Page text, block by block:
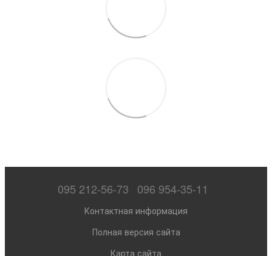
095 212-56-73 096 954-35-11
Контактная информация
Полная версия сайта
Карта сайта